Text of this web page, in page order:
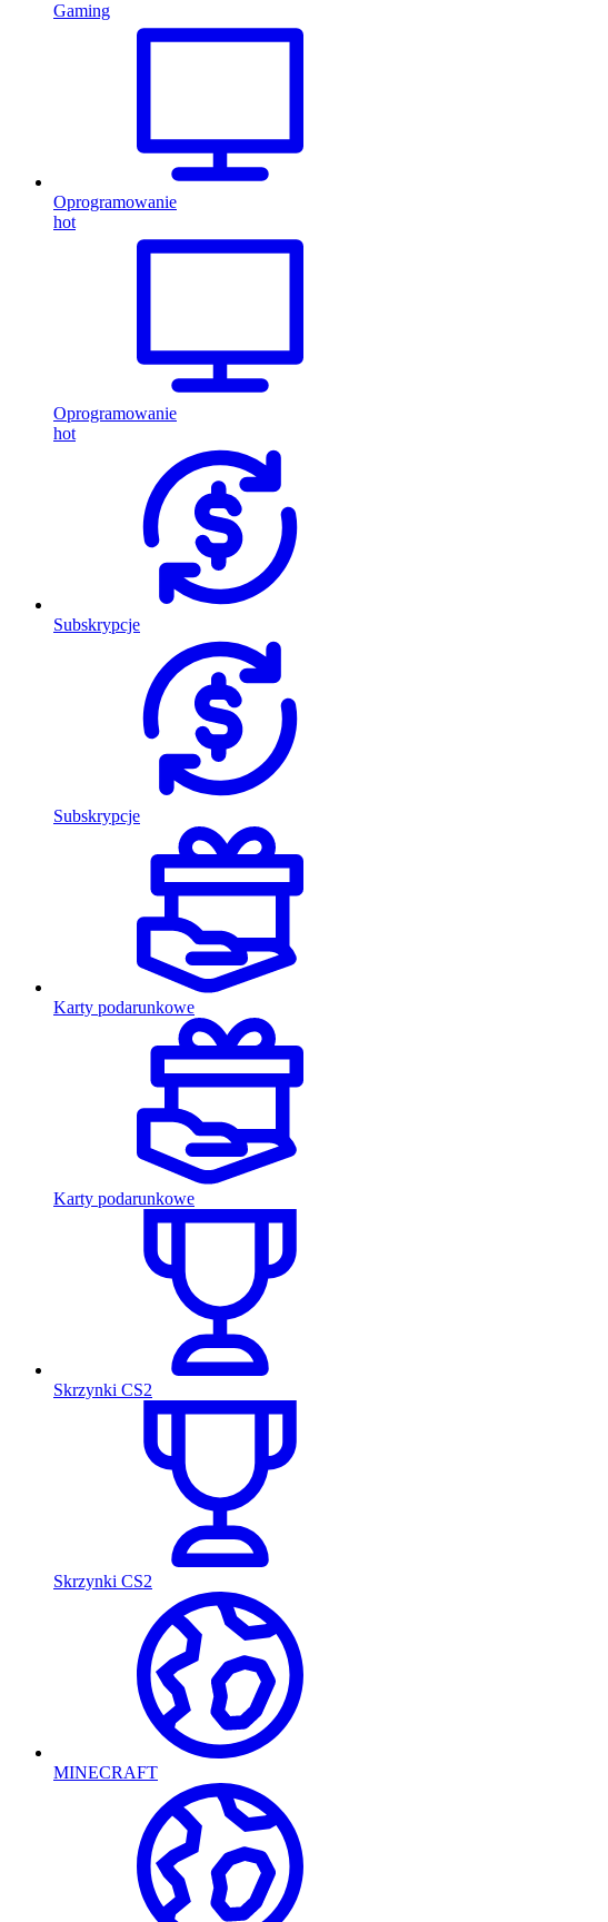
Gaming
Oprogramowanie
hot
Oprogramowanie
hot
Subskrypcje
Subskrypcje
Karty podarunkowe
Karty podarunkowe
Skrzynki CS2
Skrzynki CS2
MINECRAFT